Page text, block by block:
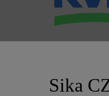
Sika